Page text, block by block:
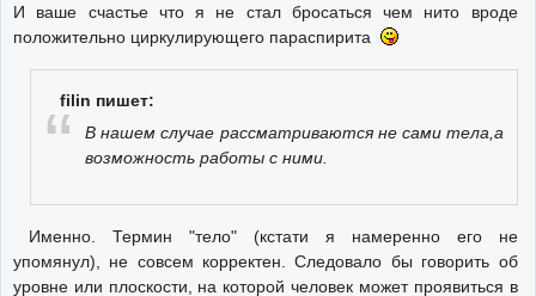
И ваше счастье что я не стал бросаться чем нито вроде
положительно циркулирующего параспирита
filin пишет:
В нашем случае рассматриваются не сами тела,а
возможность работы с ними.
Именно. Термин "тело" (кстати я намеренно его не
упомянул), не совсем корректен. Следовало бы говорить об
уровне или плоскости, на которой человек может проявиться в